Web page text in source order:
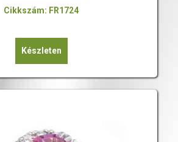
Cikkszám: FR1724
Készleten